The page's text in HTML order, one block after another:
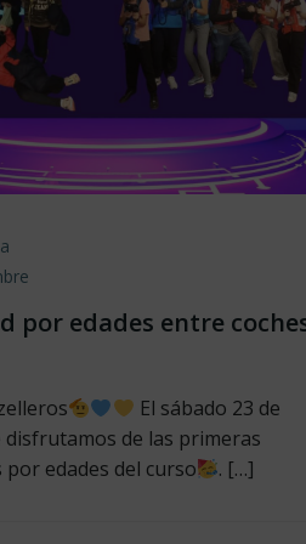
por edades entre
El sábado 23 de
disfrutamos de las primeras
por edades del curso
. […]